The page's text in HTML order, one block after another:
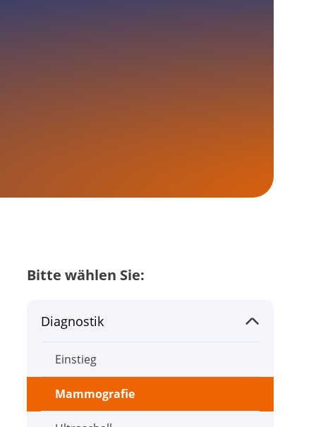
Bitte wählen Sie:
Diagnostik
Einstieg
Mammografie